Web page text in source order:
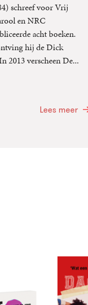
schreef voor Vrij
en NRC
acht boeken.
hij de Dick
2013 verscheen De...
Lees meer